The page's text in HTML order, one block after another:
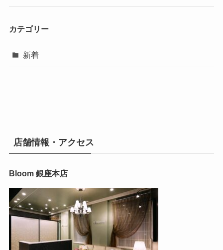
カテゴリー
新着
店舗情報・アクセス
Bloom 銀座本店